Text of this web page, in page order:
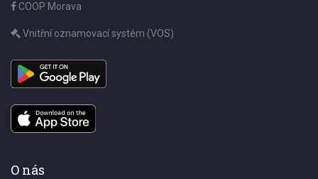
COOP Morava
Vnitřní oznamovací systém (VOS)
O nás